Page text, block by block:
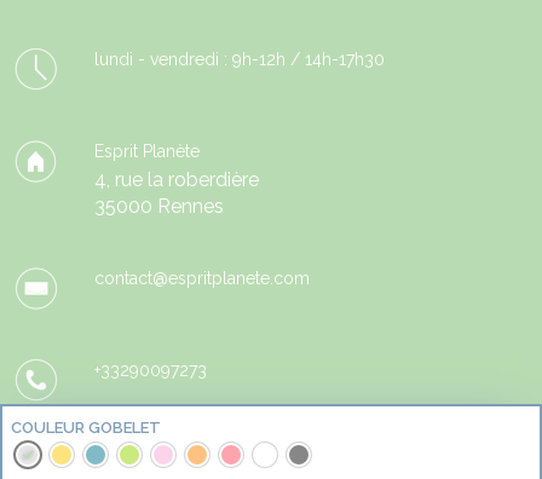
lundi - vendredi : 9h-12h / 14h-17h30
Esprit Planète
4, rue la roberdière
35000 Rennes
contact@espritplanete.com
+33290097273
COULEUR GOBELET